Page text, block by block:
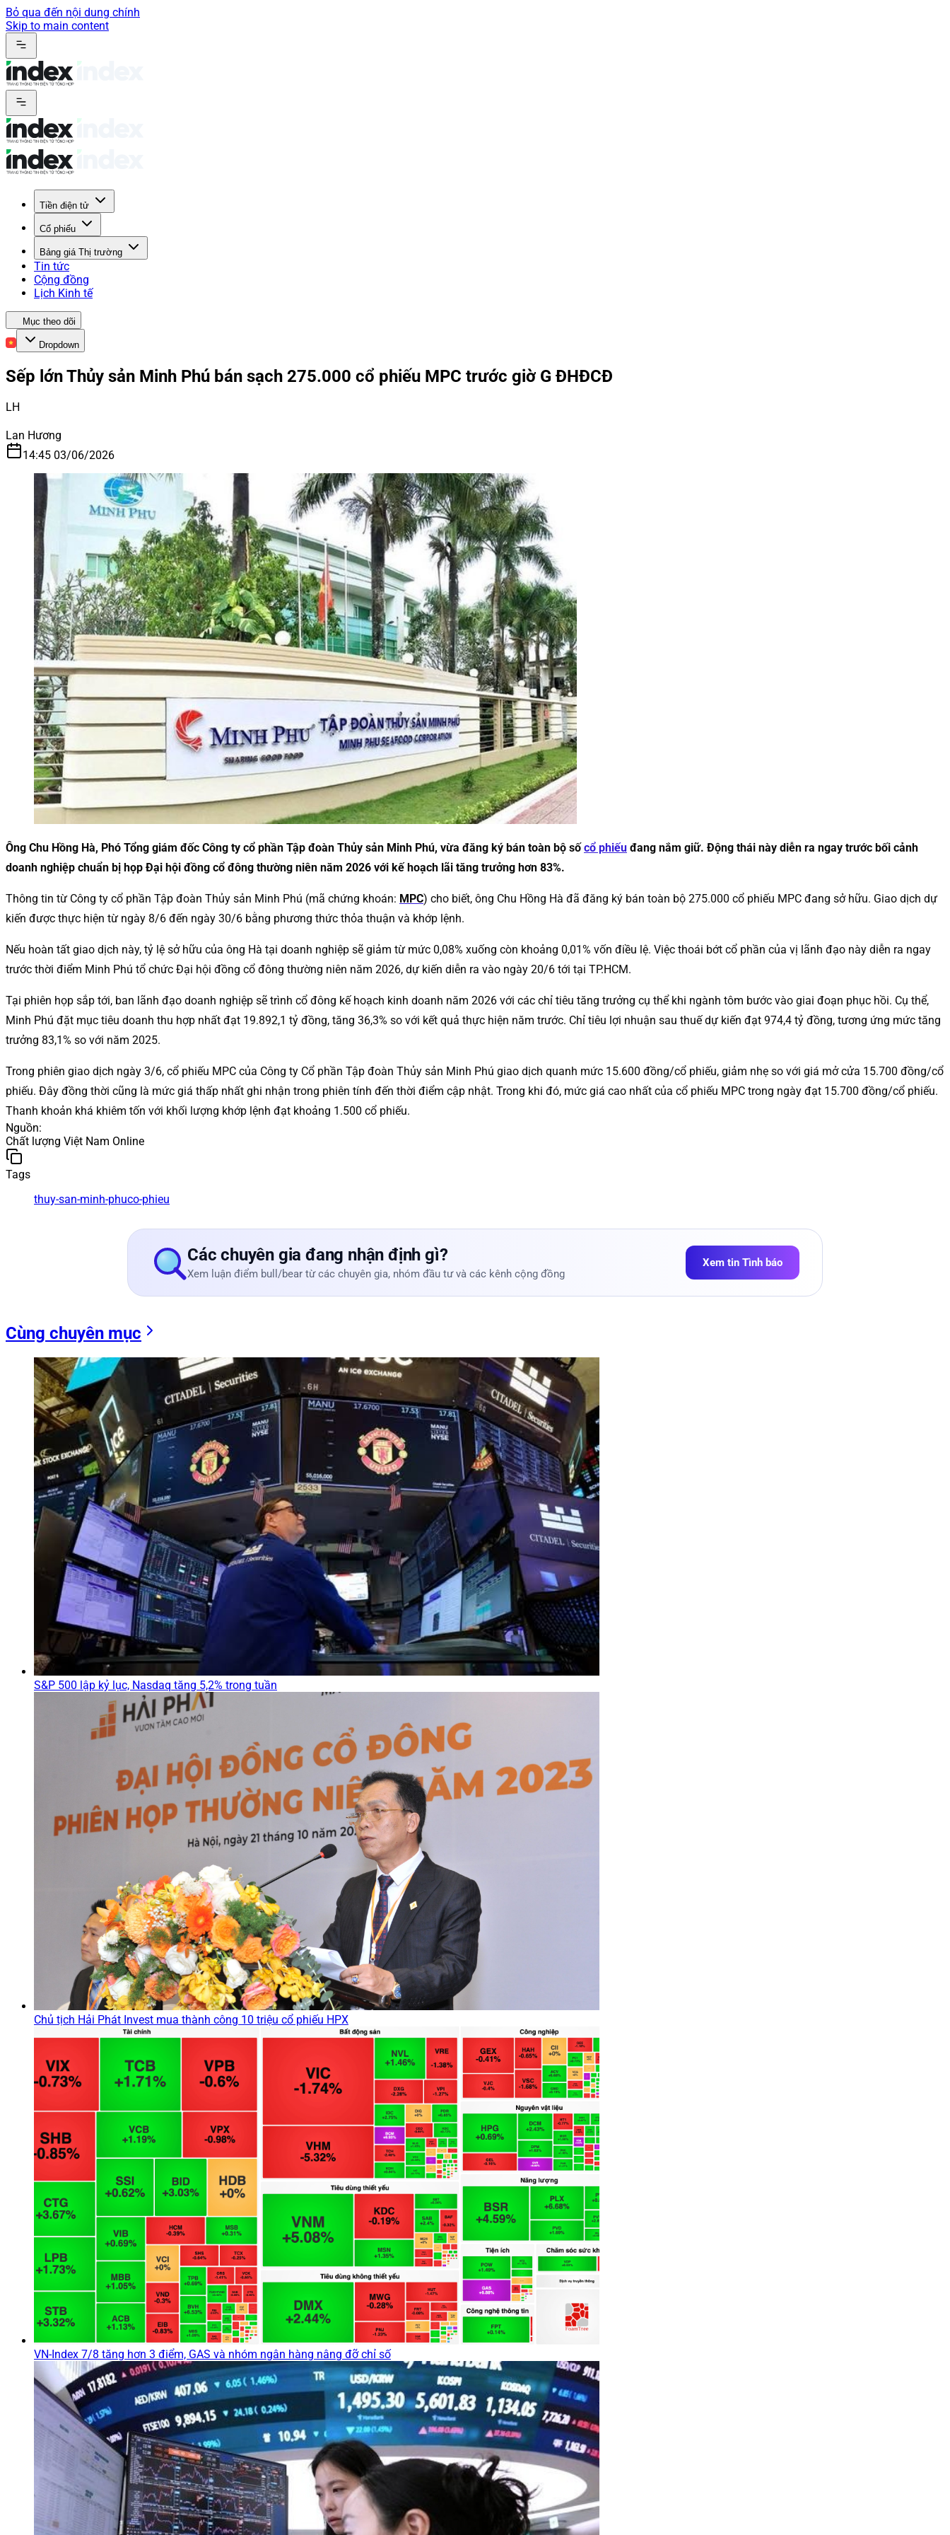
Bỏ qua đến nội dung chính
Skip to main content
Tiền điện tử
Cổ phiếu
Bảng giá Thị trường
Tin tức
Cộng đồng
Lịch Kinh tế
Mục theo dõi
Dropdown
Sếp lớn Thủy sản Minh Phú bán sạch 275.000 cổ phiếu MPC trước giờ G ĐHĐCĐ
LH
Lan Hương
14:45 03/06/2026
Ông Chu Hồng Hà, Phó Tổng giám đốc Công ty cổ phần Tập đoàn Thủy sản Minh Phú, vừa đăng ký bán toàn bộ sốcổ phiếu đang nắm giữ. Động thái này diễn ra ngay trước bối cảnh
doanh nghiệp chuẩn bị họp Đại hội đồng cổ đông thường niên năm 2026 với kế hoạch lãi tăng trưởng hơn 83%.
Thông tin từ Công ty cổ phần Tập đoàn Thủy sản Minh Phú (mã chứng khoán: MPC) cho biết, ông Chu Hồng Hà đã đăng ký bán toàn bộ 275.000 cổ phiếu MPC đang sở hữu. Giao dịch dự
kiến được thực hiện từ ngày 8/6 đến ngày 30/6 bằng phương thức thỏa thuận và khớp lệnh.
Nếu hoàn tất giao dịch này, tỷ lệ sở hữu của ông Hà tại doanh nghiệp sẽ giảm từ mức 0,08% xuống còn khoảng 0,01% vốn điều lệ. Việc thoái bớt cổ phần của vị lãnh đạo này diễn ra ngay
trước thời điểm Minh Phú tổ chức Đại hội đồng cổ đông thường niên năm 2026, dự kiến diễn ra vào ngày 20/6 tới tại TP.HCM.
Tại phiên họp sắp tới, ban lãnh đạo doanh nghiệp sẽ trình cổ đông kế hoạch kinh doanh năm 2026 với các chỉ tiêu tăng trưởng cụ thể khi ngành tôm bước vào giai đoạn phục hồi. Cụ thể,
Minh Phú đặt mục tiêu doanh thu hợp nhất đạt 19.892,1 tỷ đồng, tăng 36,3% so với kết quả thực hiện năm trước. Chỉ tiêu lợi nhuận sau thuế dự kiến đạt 974,4 tỷ đồng, tương ứng mức tăng
trưởng 83,1% so với năm 2025.
Trong phiên giao dịch ngày 3/6, cổ phiếu MPC của Công ty Cổ phần Tập đoàn Thủy sản Minh Phú giao dịch quanh mức 15.600 đồng/cổ phiếu, giảm nhẹ so với giá mở cửa 15.700 đồng/cổ
phiếu. Đây đồng thời cũng là mức giá thấp nhất ghi nhận trong phiên tính đến thời điểm cập nhật. Trong khi đó, mức giá cao nhất của cổ phiếu MPC trong ngày đạt 15.700 đồng/cổ phiếu.
Thanh khoản khá khiêm tốn với khối lượng khớp lệnh đạt khoảng 1.500 cổ phiếu.
Nguồn:
Chất lượng Việt Nam Online
Tags
thuy-san-minh-phuco-phieu
Các chuyên gia đang nhận định gì?
Xem luận điểm bull/bear từ các chuyên gia, nhóm đầu tư và các kênh cộng đồng
Xem tin Tình báo
Cùng chuyên mục
S&P 500 lập kỷ lục, Nasdaq tăng 5,2% trong tuần
Chủ tịch Hải Phát Invest mua thành công 10 triệu cổ phiếu HPX
VN-Index 7/8 tăng hơn 3 điểm, GAS và nhóm ngân hàng nâng đỡ chỉ số